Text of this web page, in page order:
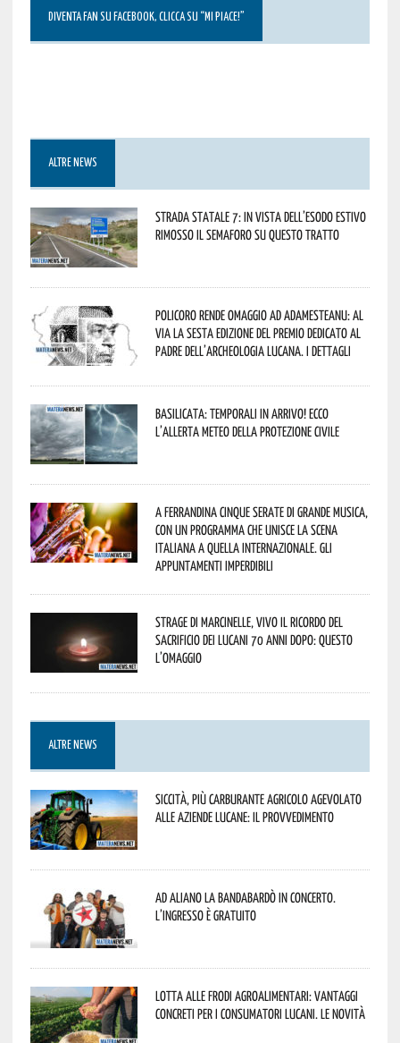
DIVENTA FAN SU FACEBOOK, CLICCA SU “MI PIACE!”
ALTRE NEWS
Strada statale 7: in vista dell’esodo estivo
rimosso il semaforo su questo tratto
Policoro rende omaggio ad Adamesteanu: al
via la sesta edizione del Premio dedicato al
padre dell’archeologia lucana. I dettagli
Basilicata: temporali in arrivo! Ecco
l’allerta meteo della Protezione civile
A Ferrandina cinque serate di grande musica,
con un programma che unisce la scena
italiana a quella internazionale. Gli
appuntamenti imperdibili
Strage di Marcinelle, vivo il ricordo del
sacrificio dei lucani 70 anni dopo: questo
l’omaggio
ALTRE NEWS
Siccità, più carburante agricolo agevolato
alle aziende lucane: il provvedimento
Ad Aliano la Bandabardò in concerto.
L’ingresso è gratuito
Lotta alle frodi agroalimentari: vantaggi
concreti per i consumatori lucani. Le novità